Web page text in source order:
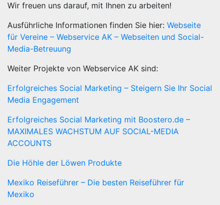
Wir freuen uns darauf, mit Ihnen zu arbeiten!
Ausführliche Informationen finden Sie hier: Webseite
für Vereine – Webservice AK – Webseiten und Social-
Media-Betreuung
Weiter Projekte von Webservice AK sind:
Erfolgreiches Social Marketing – Steigern Sie Ihr Social
Media Engagement
Erfolgreiches Social Marketing mit Boostero.de –
MAXIMALES WACHSTUM AUF SOCIAL-MEDIA
ACCOUNTS
Die Höhle der Löwen Produkte
Mexiko Reiseführer – Die besten Reiseführer für
Mexiko